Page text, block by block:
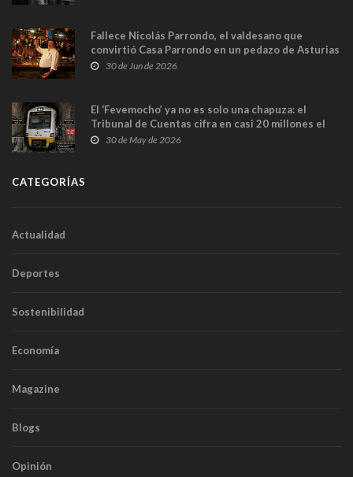
Fallece Nicolás Parrondo, el valdesano que
convirtió Casa Parrondo en un pedazo de Asturias
en Madrid
30 de Jun de 2026
El ‘Fevemocho’ ya no es solo una chapuza: el
Tribunal de Cuentas cifra en casi 20 millones el
sobrecoste de los trenes que no cabían por los
30 de May de 2026
CATEGORÍAS
Actualidad
Deportes
Sostenibilidad
Economía
Magazine
Blogs
Opinión